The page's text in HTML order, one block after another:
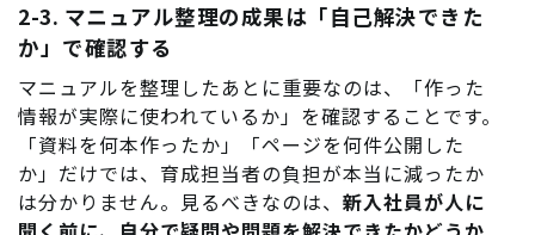
2-3. マニュアル整理の成果は「自己解決できた
か」で確認する
マニュアルを整理したあとに重要なのは、「作った
情報が実際に使われているか」を確認することです。
「資料を何本作ったか」「ページを何件公開した
か」だけでは、育成担当者の負担が本当に減ったか
は分かりません。見るべきなのは、 新入社員が人に